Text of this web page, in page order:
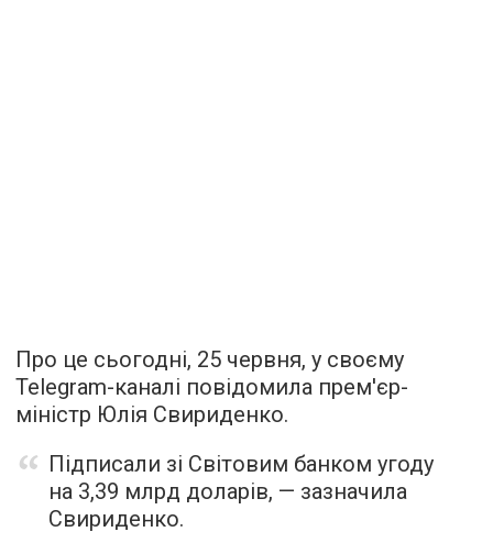
Про це сьогодні, 25 червня, у своєму
Telegram-каналі повідомила прем'єр-
міністр Юлія Свириденко.
Підписали зі Світовим банком угоду
на 3,39 млрд доларів, — зазначила
Свириденко.